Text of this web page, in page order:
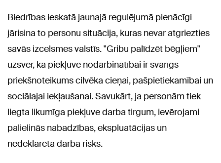
Biedrības ieskatā jaunajā regulējumā pienācīgi
jārisina to personu situācija, kuras nevar atgriezties
savās izcelsmes valstīs. "Gribu palīdzēt bēgļiem"
uzsver, ka piekļuve nodarbinātībai ir svarīgs
priekšnoteikums cilvēka cieņai, pašpietiekamībai un
sociālajai iekļaušanai. Savukārt, ja personām tiek
liegta likumīga piekļuve darba tirgum, ievērojami
palielinās nabadzības, ekspluatācijas un
nedeklarēta darba risks.